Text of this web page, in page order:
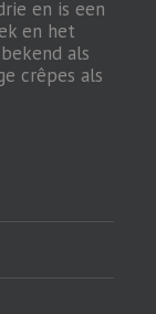
en is een
en het
als
crêpes als